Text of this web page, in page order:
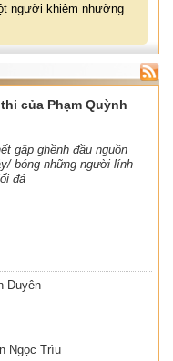
người khiêm nhường
của Phạm Quỳnh
gập ghềnh đầu nguồn
bóng những người lính
đá
Duyên
Ngọc Trìu